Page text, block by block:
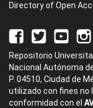
Directory of Open
Repositorio
Nacional Autónoma
P. 04510, Ciudad de
utilizado con fines no
conformidad con el